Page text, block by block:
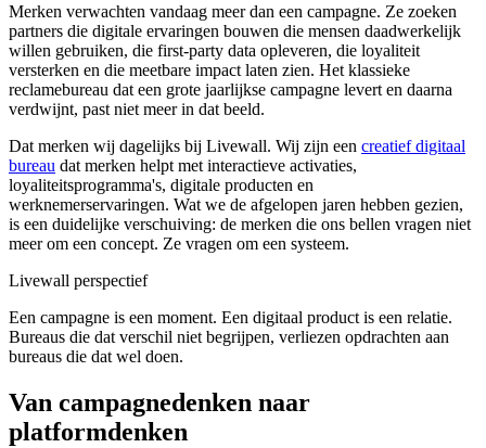
Merken verwachten vandaag meer dan een campagne. Ze zoeken
partners die digitale ervaringen bouwen die mensen daadwerkelijk
willen gebruiken, die first-party data opleveren, die loyaliteit
versterken en die meetbare impact laten zien. Het klassieke
reclamebureau dat een grote jaarlijkse campagne levert en daarna
verdwijnt, past niet meer in dat beeld.
Dat merken wij dagelijks bij Livewall. Wij zijn een creatief digitaal
bureau dat merken helpt met interactieve activaties,
loyaliteitsprogramma's, digitale producten en
werknemerservaringen. Wat we de afgelopen jaren hebben gezien,
is een duidelijke verschuiving: de merken die ons bellen vragen niet
meer om een concept. Ze vragen om een systeem.
Livewall perspectief
Een campagne is een moment. Een digitaal product is een relatie.
Bureaus die dat verschil niet begrijpen, verliezen opdrachten aan
bureaus die dat wel doen.
Van campagnedenken naar
platformdenken